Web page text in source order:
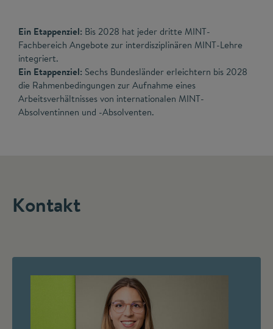
Ein Etappenziel: Bis 2028 hat jeder dritte MINT-
Fachbereich Angebote zur interdisziplinären MINT-Lehre
integriert.
Ein Etappenziel: Sechs Bundesländer erleichtern bis 2028
die Rahmenbedingungen zur Aufnahme eines
Arbeitsverhältnisses von internationalen MINT-
Absolventinnen und -Absolventen.
Kontakt